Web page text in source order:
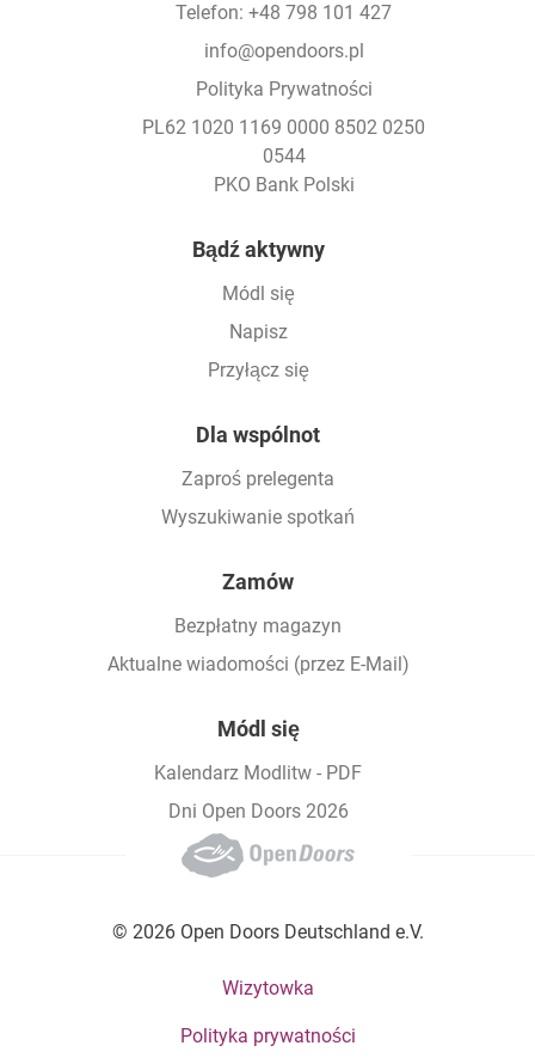
Telefon: +48 798 101 427
info@opendoors.pl
Polityka Prywatności
PL62 1020 1169 0000 8502 0250
0544
PKO Bank Polski
Bądź aktywny
Módl się
Napisz
Przyłącz się
Dla wspólnot
Zaproś prelegenta
Wyszukiwanie spotkań
Zamów
Bezpłatny magazyn
Aktualne wiadomości (przez E-Mail)
Módl się
Kalendarz Modlitw - PDF
Dni Open Doors 2026
© 2026 Open Doors Deutschland e.V.
Footer bottom menuWizytowka
Polityka prywatności